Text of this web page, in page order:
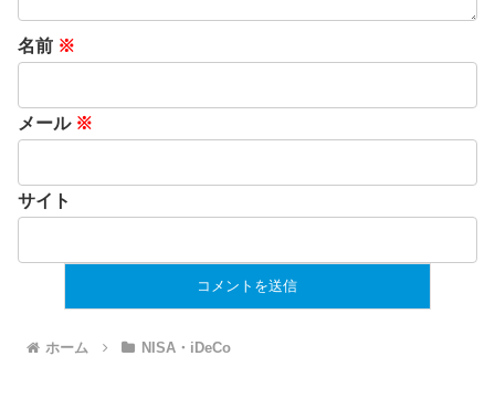
名前 ※
メール ※
サイト
ホーム NISA・iDeCo